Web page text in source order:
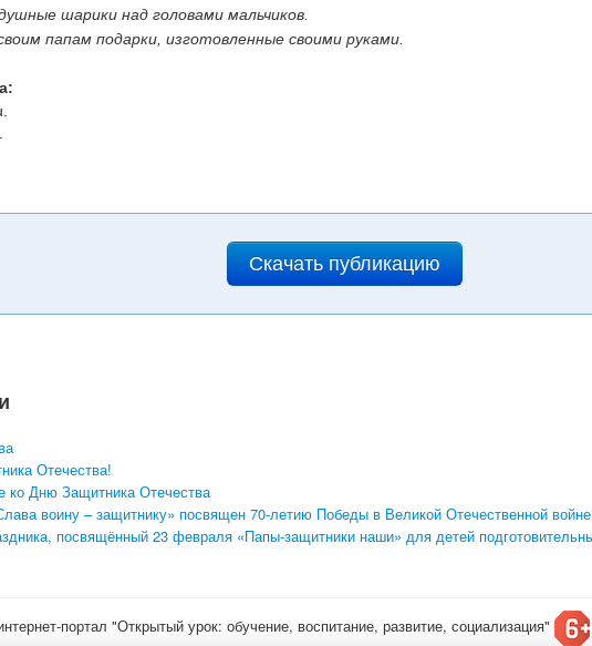
шарики над головами мальчиков.
папам подарки, изготовленные своими руками.
Скачать публикацию
Отечества!
ко Дню Защитника Отечества
воину – защитнику» посвящен 70-летию Победы в Великой Отечественной войне
посвящённый 23 февраля «Папы-защитники наши» для детей
портал "Открытый урок: обучение, воспитание, развитие, социализация"